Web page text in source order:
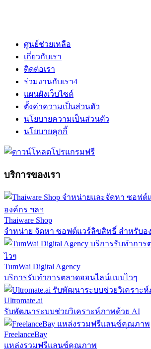
ศูนย์ช่วยเหลือ
เกี่ยวกับเรา
ติดต่อเรา
ร่วมงานกับเรา4
แผนผังเว็บไซต์
ตั้งค่าความเป็นส่วนตัว
นโยบายความเป็นส่วนตัว
นโยบายคุกกี้
บริการของเรา
Thaiware Shop
จำหน่าย จัดหา ซอฟต์แวร์ลิขสิทธิ์ สำหรับอ
TumWai Digital Agency
บริการรับทำการตลาดออนไลน์แบบไวๆ
Ultromate.ai
รับพัฒนาระบบช่วยวิเคราะห์ภาพด้วย AI
FreelanceBay
แหล่งรวมฟรีแลนซ์คุณภาพ